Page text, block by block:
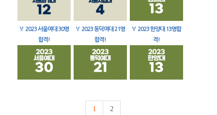
🏅 2023 서울여대 30명
합격!
🏅 2023 동덕여대 21명
합격!
🏅 2023 한양대 13명합
격!
1 2